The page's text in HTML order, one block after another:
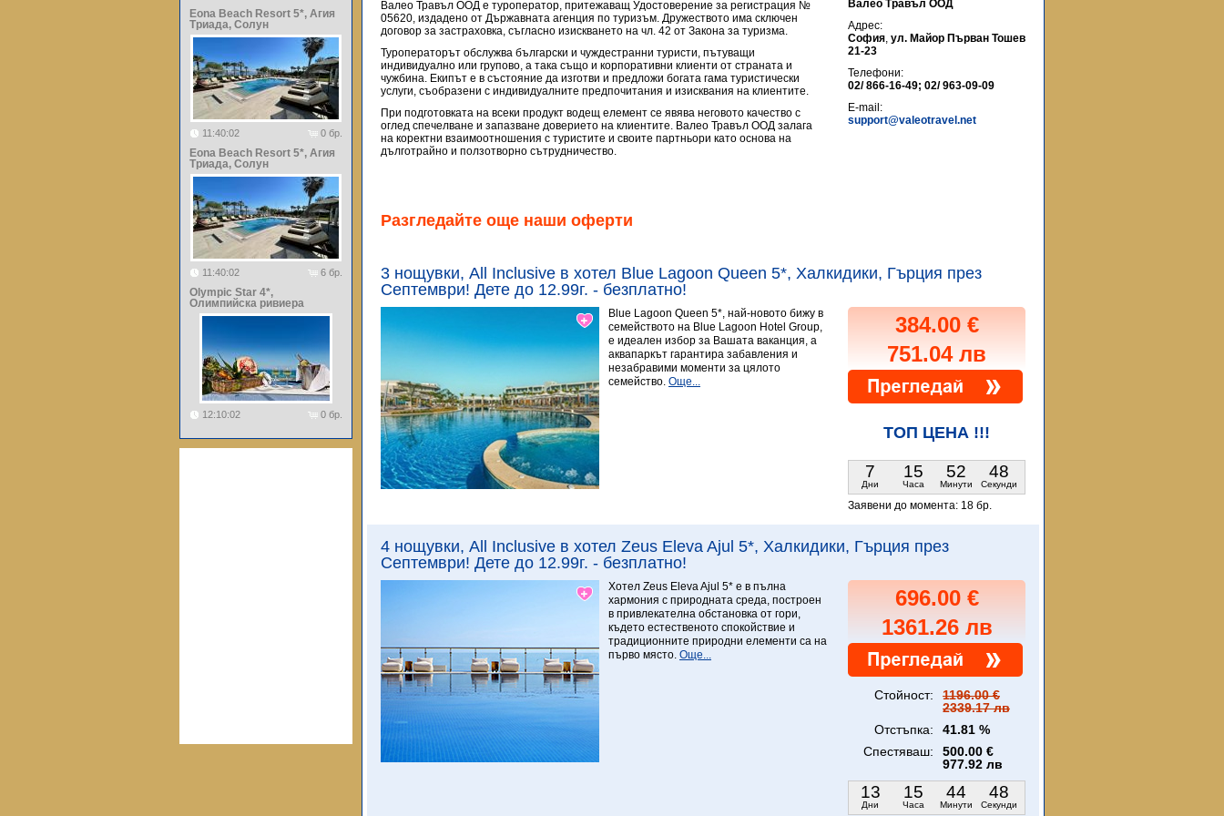
Валео Травъл ООД е туроператор, притежаващ Удостоверение за регистрация №
05620, издадено от Държавната агенция по туризъм. Дружеството има сключен
договор за застраховка, съгласно изискването на чл. 42 от Закона за туризма.
Туроператорът обслужва български и чуждестранни туристи, пътуващи
индивидуално или групово, а така също и корпоративни клиенти от страната и
чужбина. Екипът е в състояние да изготви и предложи богата гама туристически
услуги, съобразени с индивидуалните предпочитания и изисквания на клиентите.
При подготовката на всеки продукт водещ елемент се явява неговото качество с
оглед спечелване и запазване доверието на клиентите. Валео Травъл ООД залага
на коректни взаимоотношения с туристите и своите партньори като основа на
дълготрайно и ползотворно сътрудничество.
Валео Травъл ООД
Адрес:
София, ул. Майор Първан Тошев
21-23
Телефони:
02/ 866-16-49; 02/ 963-09-09
E-mail:
support@valeotravel.net
Разгледайте още наши оферти
3 нощувки, All Inclusive в хотел Blue Lagoon Queen 5*, Халкидики, Гърция през
Септември! Дете до 12.99г. - безплатно!
Виж повече
9 Превъзходен
Blue Lagoon Queen 5*, най-новото бижу в
семейството на Blue Lagoon Hotel Group,
е идеален избор за Вашата ваканция, а
аквапаркът гарантира забавления и
незабравими моменти за цялото
семейство. Още...
384.00 €
751.04 лв
ТОП ЦЕНА !!!
7
Дни
15
Часа
52
Минути
46
Секунди
Заявени до момента: 18 бр.
4 нощувки, All Inclusive в хотел Zeus Eleva Ajul 5*, Халкидики, Гърция през
Септември! Дете до 12.99г. - безплатно!
Хотел Zeus Eleva Ajul 5* е в пълна
хармония с природната среда, построен
в привлекателна обстановка от гори,
където естественото спокойствие и
традиционните природни елементи са на
първо място. Още...
696.00 €
1361.26 лв
Стойност:
1196.00 €
2339.17 лв
Отстъпка:
41.81 %
Спестяваш:
500.00 €
977.92 лв
13
Дни
15
Часа
44
Минути
46
Секунди
Eona Beach Resort 5*, Агия
Триада, Солун
11:40:02 0 бр.
Eona Beach Resort 5*, Агия
Триада, Солун
11:40:02 6 бр.
Olympic Star 4*,
Олимпийска ривиера
12:10:02 0 бр.